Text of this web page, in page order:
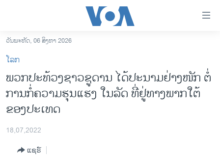
ເຂົ້າ
ຫາ
ຂ້າມ
ຂ້າມ
ໄປ
ຫາ
ຊອກ
ອາເມຣິກາ
ການເລືອກຕັ້ງ ປະທານາທີບໍດີ ສະຫະລັດ 2024
ວັນພະຫັດ, 06 ສິງຫາ 2026
ໂລກ
ພວກປະທ້ວງຊາວຊູດານ ໄດ້ປະ​ນາມ​ຢ່າງ​ໜັກ ຕໍ່
ການກໍ່​ຄວາມ​ຮຸນ​ແຮງ ​ໃນ​ລັດ ​ທີ່​ຢູ່​ທາງ​ພາກ​ໃຕ້​
ຂອງ​ປະ​ເທດ
18,07,2022
ແຊຣ໌